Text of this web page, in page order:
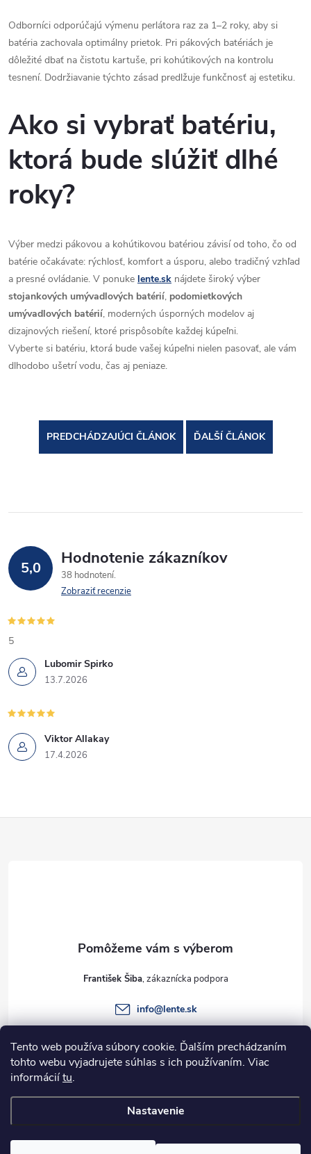
Tento web používa súbory cookie. Ďalším prechádzaním
tohto webu vyjadrujete súhlas s ich používaním. Viac
informáciítu.
Nastavenie
Odborníci odporúčajú výmenu perlátora raz za 1–2 roky, aby si
batéria zachovala optimálny prietok. Pri pákových batériách je
dôležité dbať na čistotu kartuše, pri kohútikových na kontrolu
tesnení. Dodržiavanie týchto zásad predlžuje funkčnosť aj estetiku.
Ako si vybrať batériu,
ktorá bude slúžiť dlhé
roky?
Výber medzi pákovou a kohútikovou batériou závisí od toho, čo od
batérie očakávate: rýchlosť, komfort a úsporu, alebo tradičný vzhľad
a presné ovládanie. V ponuke lente.sk nájdete široký výber
stojankových umývadlových batérií, podomietkových
umývadlových batérií, moderných úsporných modelov aj
dizajnových riešení, ktoré prispôsobíte každej kúpeľni.
Vyberte si batériu, ktorá bude vašej kúpeľni nielen pasovať, ale vám
dlhodobo ušetrí vodu, čas aj peniaze.
PREDCHÁDZAJÚCI ČLÁNOK ĎALŠÍ ČLÁNOK
5,0 Hodnotenie zákazníkov
38 hodnotení
Zobraziť recenzie
Lubomir Spirko
13.7.2026
5
Viktor Allakay
17.4.2026
e
František Šiba
info@lente.sk
Informácie pre vás
. Všetky práva vyhradené.